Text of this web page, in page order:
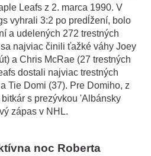
Leafs z 2. marca 1990. V
vyhrali 3:2 po predĺžení, bolo
a udelených 272 trestných
najviac činili ťažké váhy Joey
a Chris McRae (27 trestných
dostali najviac trestných
Tie Domi (37). Pre Domiho, z
s prezývkou 'Albánsky
zápas v NHL.
noc Roberta